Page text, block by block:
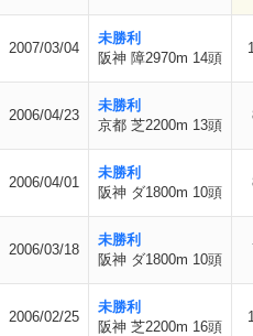
2007/03/04
未勝利
阪神 障2970m 14頭
2006/04/23
未勝利
京都 芝2200m 13頭
2006/04/01
未勝利
阪神 ダ1800m 10頭
2006/03/18
未勝利
阪神 ダ1800m 10頭
2006/02/25
未勝利
阪神 芝2200m 16頭